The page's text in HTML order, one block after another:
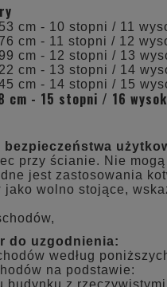
cm - 10 stopni / 11
cm - 11 stopni / 12
cm - 12 stopni / 13
cm - 13 stopni / 14
cm - 14 stopni / 15
cm - 15 stopni / 16
przy ścianie. Nie
jest zastosowania
wolno stojące,
do uzgodnienia:
według
na podstawie:
budynku z